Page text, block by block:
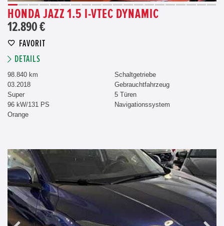
HONDA JAZZ 1.5 I-VTEC DYNAMIC
12.890 €
FAVORIT
DETAILS
98.840 km
03.2018
Super
96 kW/131 PS
Orange
Schaltgetriebe
Gebrauchtfahrzeug
5 Türen
Navigationssystem